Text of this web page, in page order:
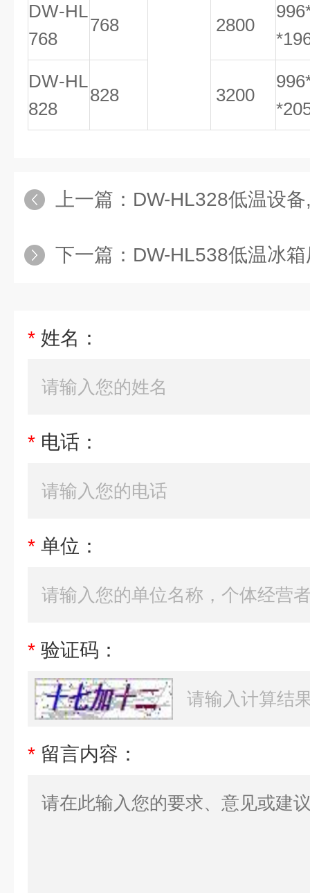
DW-HL
768
768 2800
DW-HL
828
828 3200
上一篇： DW-HL328低温设备,-
下一篇： DW-HL538低温冰箱厂家,-
* 姓名：
* 电话：
* 单位：
* 验证码：
* 留言内容：